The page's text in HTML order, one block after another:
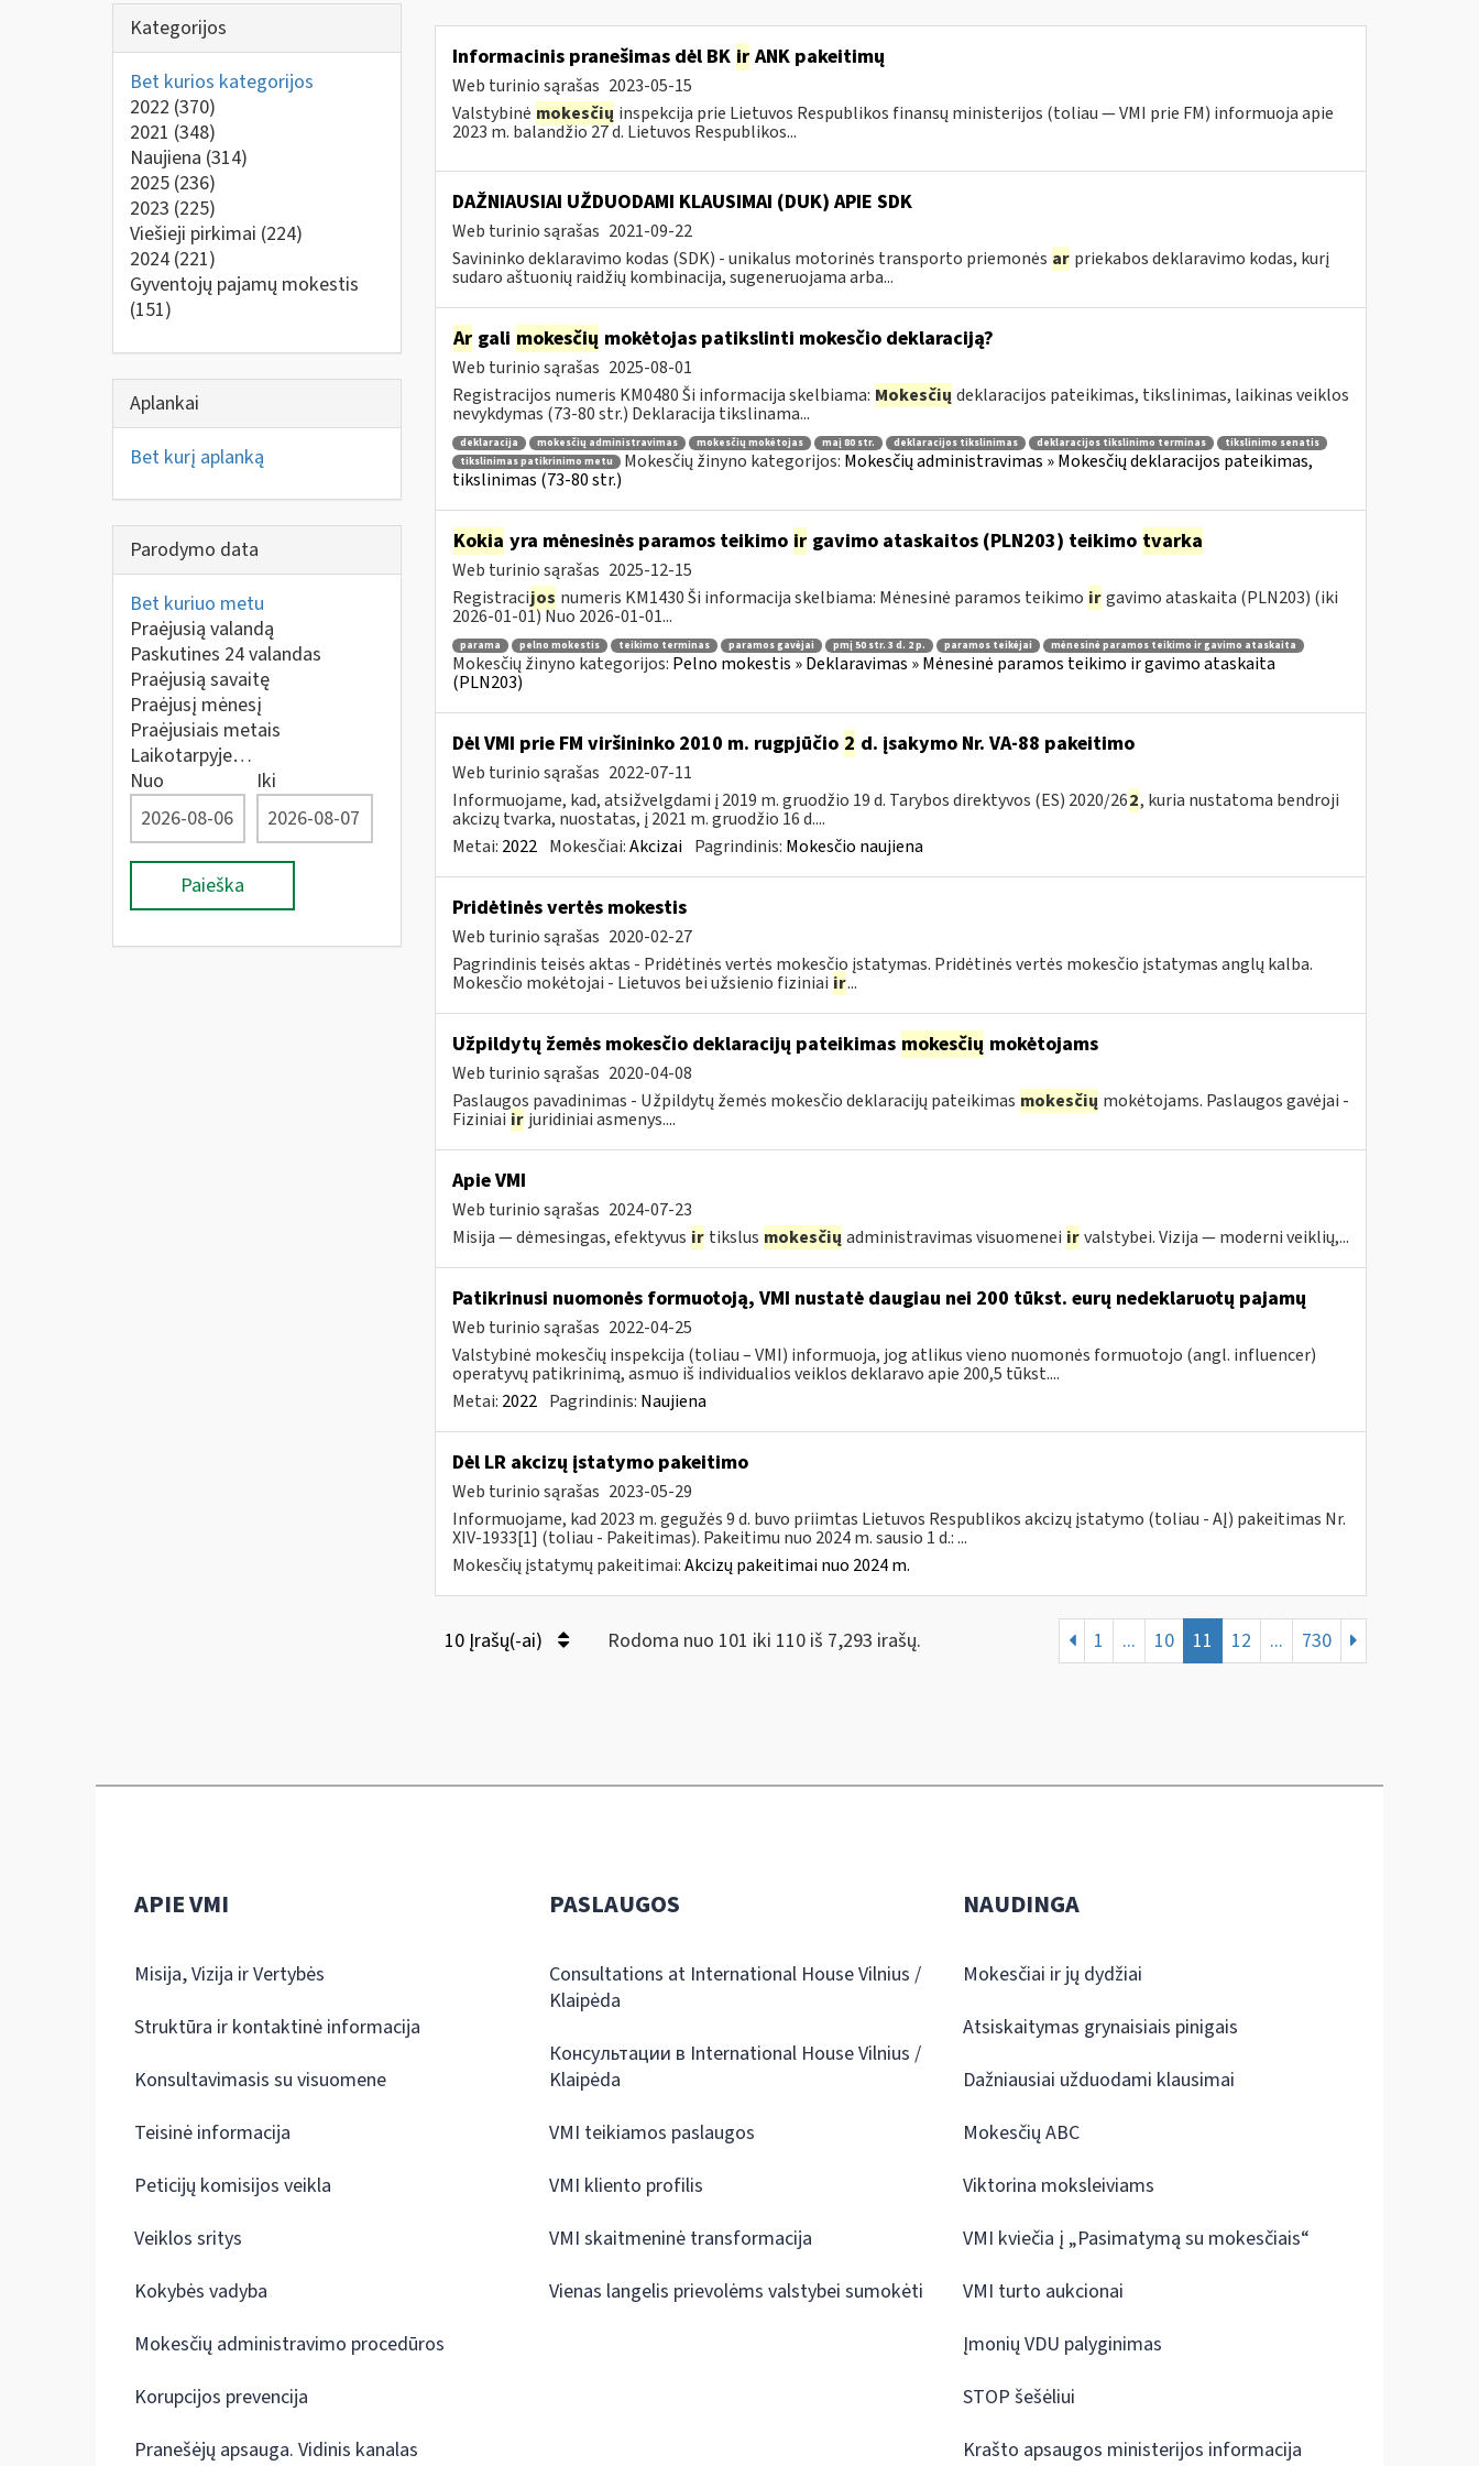
Kategorijos
Bet kurios kategorijos
2022 (370)
2021 (348)
Naujiena (314)
2025 (236)
2023 (225)
Viešieji pirkimai (224)
2024 (221)
Gyventojų pajamų mokestis
(151)
Aplankai
Bet kurį aplanką
Parodymo data
Bet kuriuo metu
Praėjusią valandą
Paskutines 24 valandas
Praėjusią savaitę
Praėjusį mėnesį
Praėjusiais metais
Laikotarpyje…
Nuo
Iki
Paieška
Informacinis pranešimas dėl BK irANK pakeitimų
Web turinio sąrašas 2023-05-15
Valstybinė mokesčių inspekcija prie Lietuvos Respublikos finansų ministerijos (toliau — VMI prie FM) informuoja apie
2023 m. balandžio 27 d. Lietuvos Respublikos...
DAŽNIAUSIAI UŽDUODAMI KLAUSIMAI (DUK) APIE SDK
Web turinio sąrašas 2021-09-22
Savininko deklaravimo kodas (SDK) - unikalus motorinės transporto priemonės ar priekabos deklaravimo kodas, kurį
sudaro aštuonių raidžių kombinacija, sugeneruojama arba...
Argali mokesčių mokėtojas patikslinti mokesčio deklaraciją?
Web turinio sąrašas 2025-08-01
Registracijos numeris KM0480 Ši informacija skelbiama: Mokesčių deklaracijos pateikimas, tikslinimas, laikinas veiklos
nevykdymas (73-80 str.) Deklaracija tikslinama...
deklaracija mokesčių administravimas mokesčių mokėtojas maį 80 str. deklaracijos tikslinimas deklaracijos tikslinimo terminas
tikslinimo senatis
tikslinimas patikrinimo metu
Mokesčių žinyno kategorijos: Mokesčių administravimas » Mokesčių deklaracijos pateikimas,
tikslinimas (73-80 str.)
Kokia yra mėnesinės paramos teikimo irgavimo ataskaitos (PLN203) teikimo tvarka
Web turinio sąrašas 2025-12-15
Registracijos numeris KM1430 Ši informacija skelbiama: Mėnesinė paramos teikimo ir gavimo ataskaita (PLN203) (iki
2026-01-01) Nuo 2026-01-01...
parama pelno mokestis teikimo terminas paramos gavėjai pmį 50 str. 3 d. 2 p. paramos teikėjai mėnesinė paramos teikimo ir gavimo ataskaita
Mokesčių žinyno kategorijos: Pelno mokestis » Deklaravimas » Mėnesinė paramos teikimo ir gavimo ataskaita
(PLN203)
Dėl VMI prie FM viršininko 2010 m. rugpjūčio 2 d. įsakymo Nr. VA-88 pakeitimo
Web turinio sąrašas 2022-07-11
Informuojame, kad, atsižvelgdami į 2019 m. gruodžio 19 d. Tarybos direktyvos (ES) 2020/262, kuria nustatoma bendroji
akcizų tvarka, nuostatas, į 2021 m. gruodžio 16 d....
Metai: 2022 Mokesčiai:Akcizai Pagrindinis: Mokesčio naujiena
Pridėtinės vertės mokestis
Web turinio sąrašas 2020-02-27
Pagrindinis teisės aktas - Pridėtinės vertės mokesčio įstatymas. Pridėtinės vertės mokesčio įstatymas anglų kalba.
Mokesčio mokėtojai - Lietuvos bei užsienio fiziniai ir...
Užpildytų žemės mokesčio deklaracijų pateikimas mokesčių mokėtojams
Web turinio sąrašas 2020-04-08
Paslaugos pavadinimas - Užpildytų žemės mokesčio deklaracijų pateikimas mokesčių mokėtojams. Paslaugos gavėjai -
Fiziniai ir juridiniai asmenys....
Apie VMI
Web turinio sąrašas 2024-07-23
Misija — dėmesingas, efektyvus ir tikslus mokesčių administravimas visuomenei ir valstybei. Vizija — moderni veiklių,...
Patikrinusi nuomonės formuotoją, VMI nustatė daugiau nei 200 tūkst. eurų nedeklaruotų pajamų
Web turinio sąrašas 2022-04-25
Valstybinė mokesčių inspekcija (toliau – VMI) informuoja, jog atlikus vieno nuomonės formuotojo (angl. influencer)
operatyvų patikrinimą, asmuo iš individualios veiklos deklaravo apie 200,5 tūkst....
Metai: 2022 Pagrindinis: Naujiena
Dėl LR akcizų įstatymo pakeitimo
Web turinio sąrašas 2023-05-29
Informuojame, kad 2023 m. gegužės 9 d. buvo priimtas Lietuvos Respublikos akcizų įstatymo (toliau - AĮ) pakeitimas Nr.
XIV-1933[1] (toliau - Pakeitimas). Pakeitimu nuo 2024 m. sausio 1 d.: ...
Mokesčių įstatymų pakeitimai:Akcizų pakeitimai nuo 2024 m.
10 Įrašų(-ai) Rodoma nuo 101 iki 110 iš 7,293 irašų. 1 ... 10 11 12 ... 730
APIE VMI
Misija, Vizija ir Vertybės
Struktūra ir kontaktinė informacija
Konsultavimasis su visuomene
Teisinė informacija
Peticijų komisijos veikla
Veiklos sritys
Kokybės vadyba
Mokesčių administravimo procedūros
Korupcijos prevencija
Pranešėjų apsauga. Vidinis kanalas
PASLAUGOS
Consultations at International House Vilnius /
Klaipėda
Консультации в International House Vilnius /
Klaipėda
VMI teikiamos paslaugos
VMI kliento profilis
VMI skaitmeninė transformacija
Vienas langelis prievolėms valstybei sumokėti
NAUDINGA
Mokesčiai ir jų dydžiai
Atsiskaitymas grynaisiais pinigais
Dažniausiai užduodami klausimai
Mokesčių ABC
Viktorina moksleiviams
VMI kviečia į „Pasimatymą su mokesčiais“
VMI turto aukcionai
Įmonių VDU palyginimas
STOP šešėliui
Krašto apsaugos ministerijos informacija